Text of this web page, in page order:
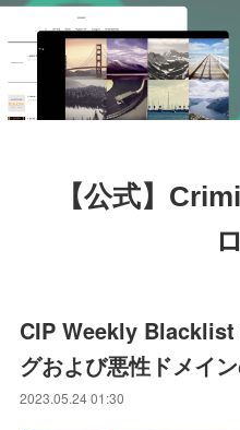
【公式】
CIP Weekly Blacklist
グおよび悪性ドメイ
2023.05.24 01:30